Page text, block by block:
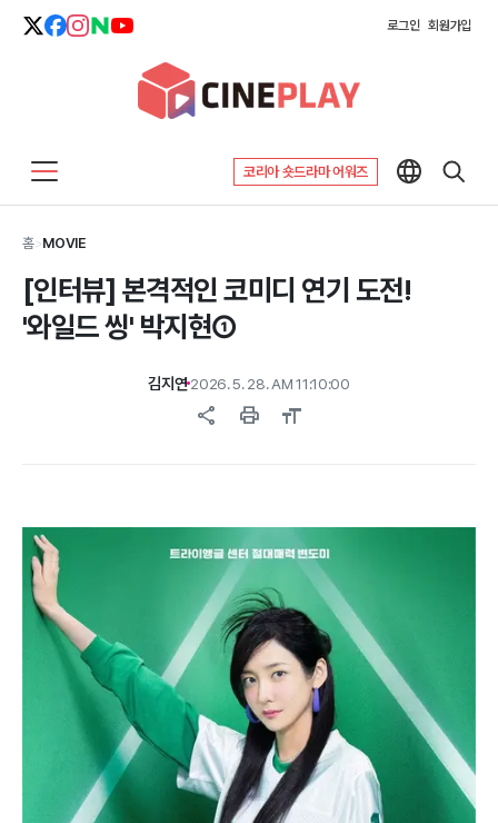
로그인 회원가입
코리아 숏드라마 어워즈
홈>MOVIE
[인터뷰] 본격적인 코미디 연기 도전!
'와일드 씽' 박지현①
김지연 2026. 5. 28. AM 11:10:00
share print format_size